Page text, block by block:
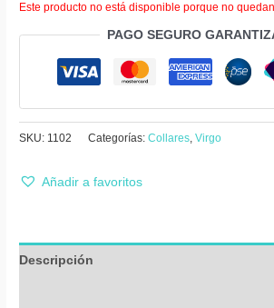
Este producto no está disponible porque no
PAGO SEGURO
SKU: 1102 Categorías:Collares,Virgo
Añadir a favoritos
Descripción